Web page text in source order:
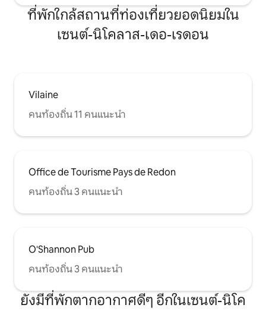
ที่พักใกล้สถานที่ท่องเที่ยวยอดนิยมใน
เซนต์-นิโคลาส-เดอ-เรดอน
Vilaine
คนท้องถิ่น 11 คนแนะนำ
Office de Tourisme Pays de Redon
คนท้องถิ่น 3 คนแนะนำ
O'Shannon Pub
คนท้องถิ่น 3 คนแนะนำ
ยังมีที่พักตากอากาศดีๆ อีกในเซนต์-นิโค